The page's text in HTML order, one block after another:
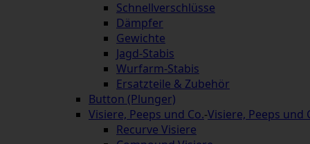
Schnellverschlüsse
Dämpfer
Gewichte
Jagd-Stabis
Wurfarm-Stabis
Ersatzteile & Zubehör
Button (Plunger)
Visiere, Peeps und Co.-Visiere, Peeps und
Recurve Visiere